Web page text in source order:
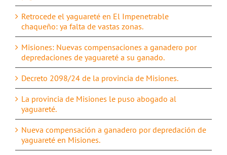
Retrocede el yaguareté en El Impenetrable
chaqueño: ya falta de vastas zonas.
Misiones: Nuevas compensaciones a ganadero por
depredaciones de yaguareté a su ganado.
Decreto 2098/24 de la provincia de Misiones.
La provincia de Misiones le puso abogado al
yaguareté.
Nueva compensación a ganadero por depredación de
yaguareté en Misiones.